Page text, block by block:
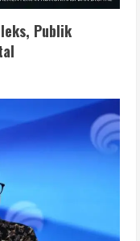
Publik